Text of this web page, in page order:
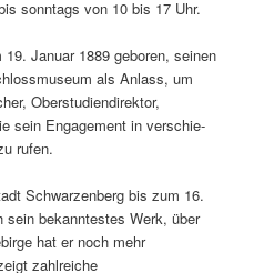
sonn­tags von 10 bis 17 Uhr.
Januar 1889 geboren, seinen
als Anlass, um
Oberstudiendirektor,
sein Engagement in verschie­
rufen.
Schwarzenberg bis zum 16.
sein bekann­testes Werk, über
hat er noch mehr
zahl­reiche